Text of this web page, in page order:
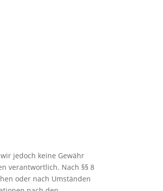
jedoch keine Gewähr
verantwortlich. Nach §§ 8
oder nach Umständen